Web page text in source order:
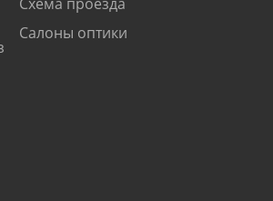
Салоны оптики